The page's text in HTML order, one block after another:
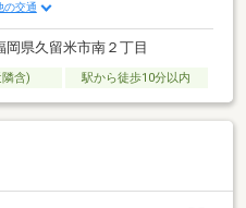
の交通
岡県久留米市南２丁目
含) 駅から徒歩10分以内